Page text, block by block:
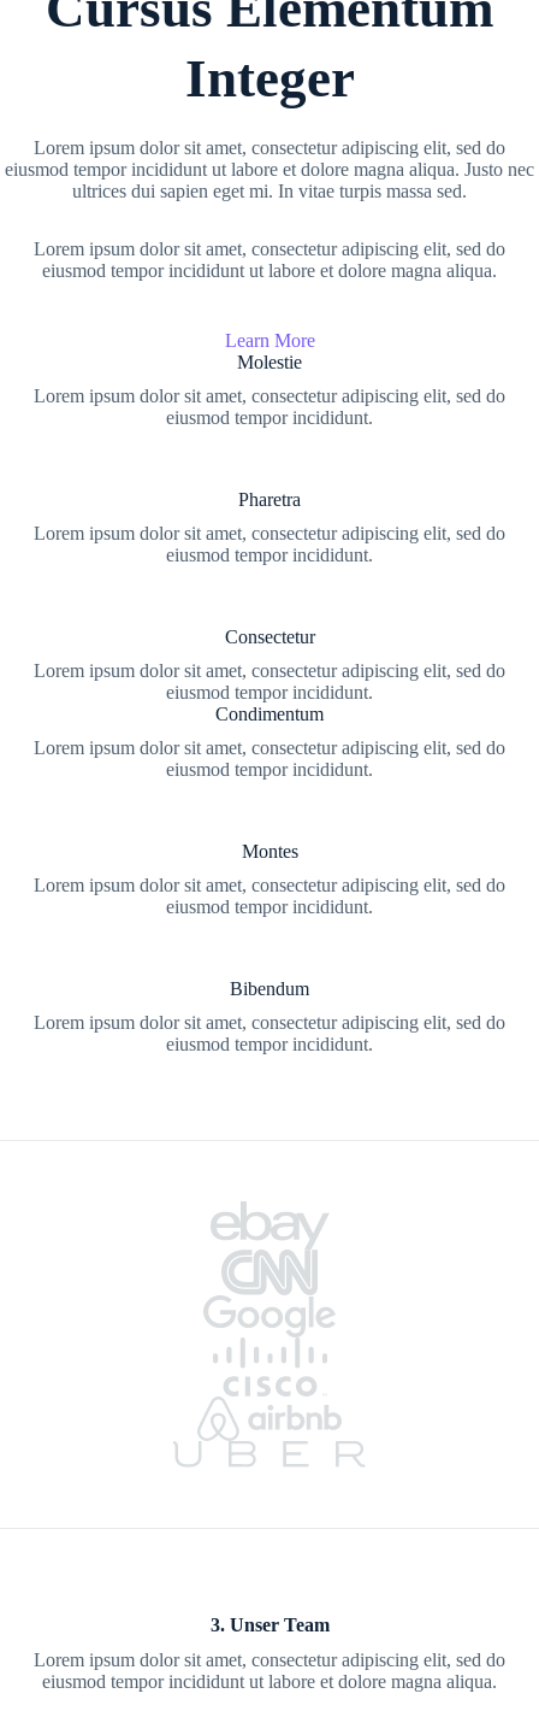
Integer
Lorem ipsum dolor sit amet, consectetur adipiscing elit, sed do
eiusmod tempor incididunt ut labore et dolore magna aliqua. Justo nec
ultrices dui sapien eget mi. In vitae turpis massa sed.
Lorem ipsum dolor sit amet, consectetur adipiscing elit, sed do
eiusmod tempor incididunt ut labore et dolore magna aliqua.
Learn More
Molestie
Lorem ipsum dolor sit amet, consectetur adipiscing elit, sed do
eiusmod tempor incididunt.
Pharetra
Lorem ipsum dolor sit amet, consectetur adipiscing elit, sed do
eiusmod tempor incididunt.
Consectetur
Lorem ipsum dolor sit amet, consectetur adipiscing elit, sed do
eiusmod tempor incididunt.
Condimentum
Lorem ipsum dolor sit amet, consectetur adipiscing elit, sed do
eiusmod tempor incididunt.
Montes
Lorem ipsum dolor sit amet, consectetur adipiscing elit, sed do
eiusmod tempor incididunt.
Bibendum
Lorem ipsum dolor sit amet, consectetur adipiscing elit, sed do
eiusmod tempor incididunt.
3. Unser Team
Lorem ipsum dolor sit amet, consectetur adipiscing elit, sed do
eiusmod tempor incididunt ut labore et dolore magna aliqua.